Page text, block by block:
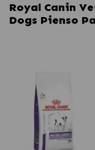
Royal Canin
Dogs Pienso